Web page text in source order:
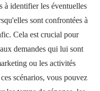
à identifier les éventuelles
sont confrontées à
Cela est crucial pour
demandes qui lui sont
ou les activités
scénarios, vous pouvez